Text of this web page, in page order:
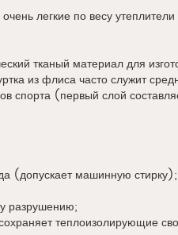
легкие по весу
тканый материал для
из флиса часто служит
спорта (первый слой
(допускает машинную стирку);
разрушению;
теплоизолирующие